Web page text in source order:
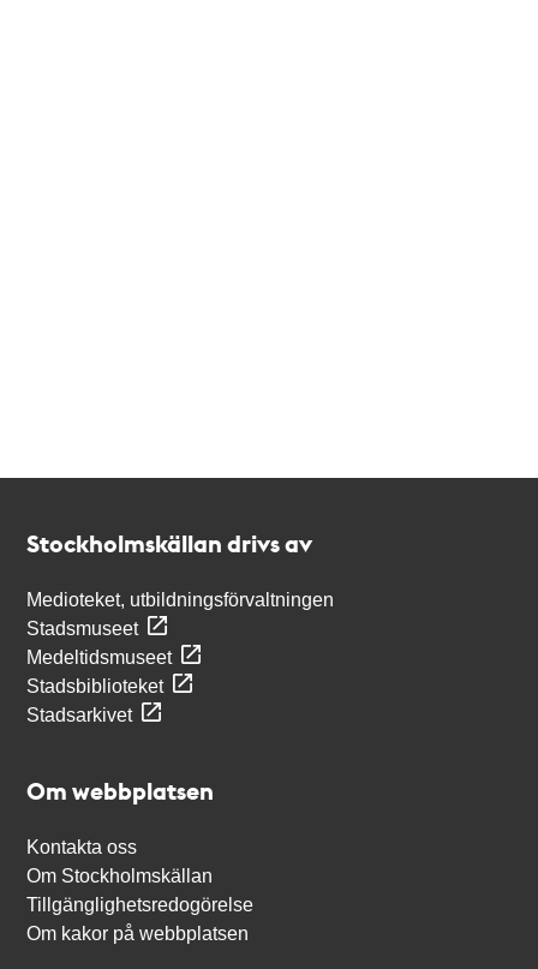
Stockholmskällan drivs av
Medioteket, utbildningsförvaltningen
Stadsmuseet
Medeltidsmuseet
Stadsbiblioteket
Stadsarkivet
Om webbplatsen
Kontakta oss
Om Stockholmskällan
Tillgänglighetsredogörelse
Om kakor på webbplatsen